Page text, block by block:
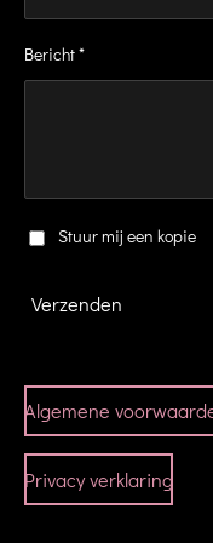
Bericht *
Stuur mij een kopie
Verzenden
Algemene
Privacy verklaring